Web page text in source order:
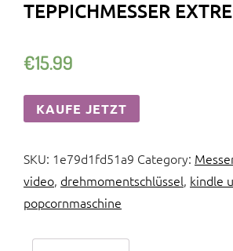
TEPPICHMESSER
€15.99
KAUFE JETZT
SKU: 1e79d1fd51a9 Category:
video, drehmomentschlüssel, kindle
popcornmaschine